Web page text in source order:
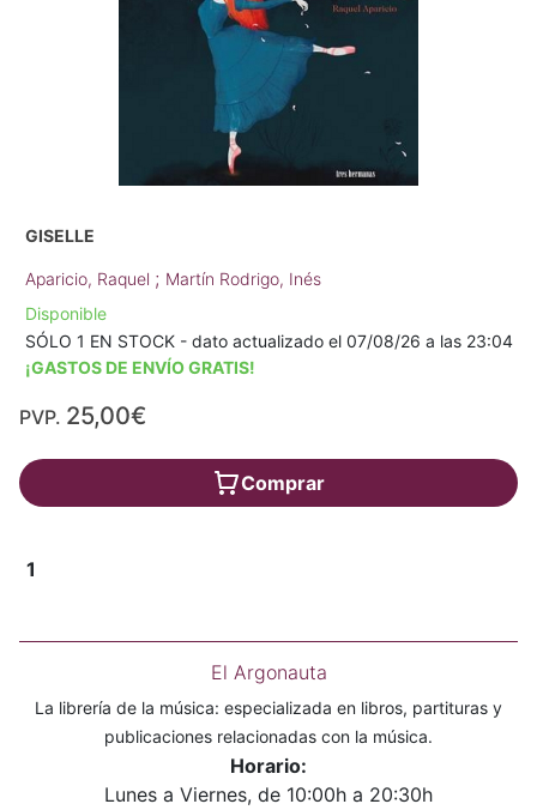
GISELLE
Aparicio, Raquel ; Martín Rodrigo, Inés
Disponible
SÓLO 1 EN STOCK - dato actualizado el 07/08/26 a las 23:04
¡GASTOS DE ENVÍO GRATIS!
PVP. 25,00€
Comprar
1
El Argonauta
La librería de la música: especializada en libros, partituras y
publicaciones relacionadas con la música.
Horario:
Lunes a Viernes, de 10:00h a 20:30h